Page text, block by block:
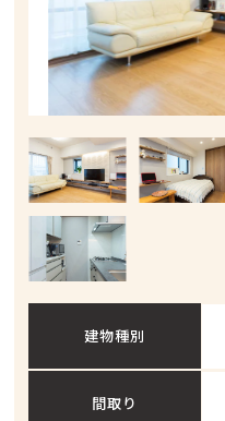
建物種別
間取り